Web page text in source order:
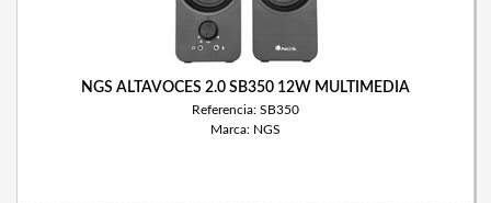
NGS ALTAVOCES 2.0 SB350 12W MULTIMEDIA
Referencia: SB350
Marca: NGS